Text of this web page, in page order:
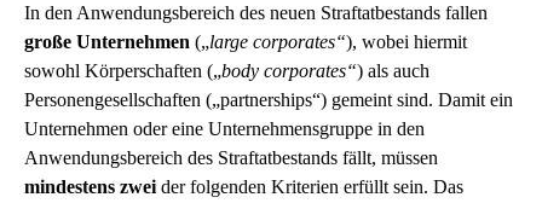
In den Anwendungsbereich des neuen Straftatbestands fallen
große Unternehmen („large corporates“), wobei hiermit
sowohl Körperschaften („body corporates“) als auch
Personengesellschaften („partnerships“) gemeint sind. Damit ein
Unternehmen oder eine Unternehmensgruppe in den
Anwendungsbereich des Straftatbestands fällt, müssen
mindestens zwei der folgenden Kriterien erfüllt sein. Das